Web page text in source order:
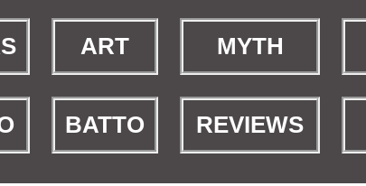
ART MYTH
BATTO REVIEWS